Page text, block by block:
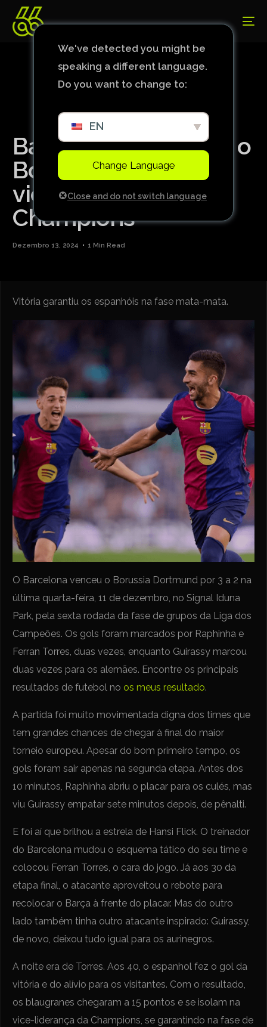
Barcelona vira sobre o
Borussia e assume
vice-liderança da
Champions
Dezembro 13, 2024 1 Min Read
Vitória garantiu os espanhóis na fase mata-mata.
O Barcelona venceu o Borussia Dortmund por 3 a 2 na
última quarta-feira, 11 de dezembro, no Signal Iduna
Park, pela sexta rodada da fase de grupos da Liga dos
Campeões. Os gols foram marcados por Raphinha e
Ferran Torres, duas vezes, enquanto Guirassy marcou
duas vezes para os alemães. Encontre os principais
resultados de futebol no os meus resultado.
A partida foi muito movimentada digna dos times que
tem grandes chances de chegar à final do maior
torneio europeu. Apesar do bom primeiro tempo, os
gols foram sair apenas na segunda etapa. Antes dos
10 minutos, Raphinha abriu o placar para os culés, mas
viu Guirassy empatar sete minutos depois, de pênalti.
E foi aí que brilhou a estrela de Hansi Flick. O treinador
do Barcelona mudou o esquema tático do seu time e
colocou Ferran Torres, o cara do jogo. Já aos 30 da
etapa final, o atacante aproveitou o rebote para
recolocar o Barça à frente do placar. Mas do outro
lado também tinha outro atacante inspirado: Guirassy,
de novo, deixou tudo igual para os aurinegros.
A noite era de Torres. Aos 40, o espanhol fez o gol da
vitória e do alívio para os visitantes. Com o resultado,
os blaugranes chegaram a 15 pontos e se isolam na
vice-liderança da Champions, se garantindo na fase de
We've detected you might be
speaking a different language.
Do you want to change to:
EN
Change Language
Close and do not switch language